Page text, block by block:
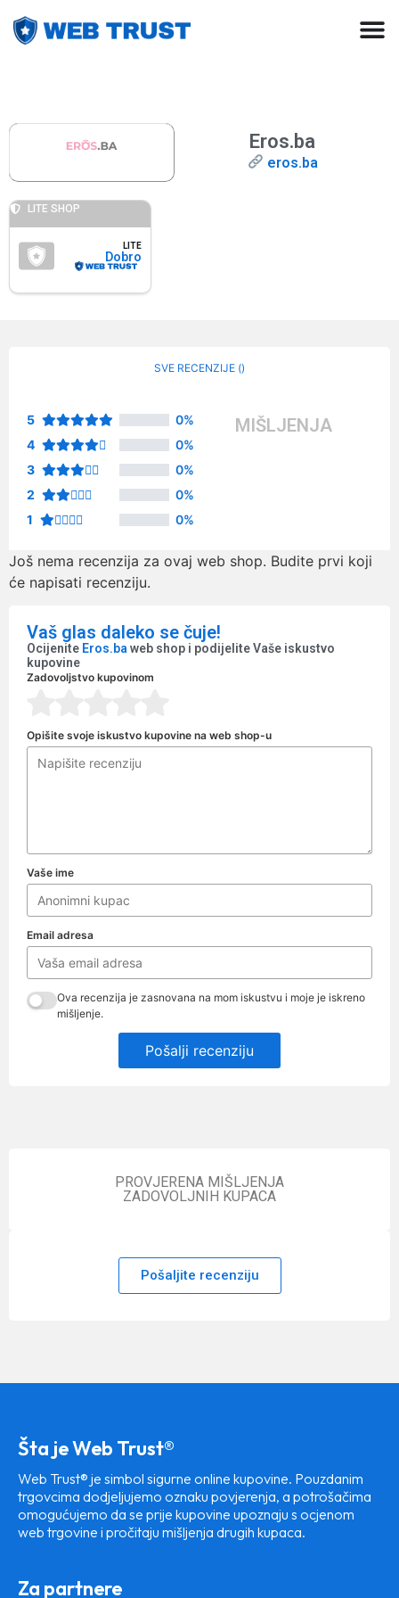
Eros.ba
eros.ba
LITE SHOP
LITE
Dobro
SVE RECENZIJE ()
5
0%
4
0%
3
0%
2
0%
1
0%
MIŠLJENJA
Još nema recenzija za ovaj web shop. Budite prvi koji
će napisati recenziju.
Vaš glas daleko se čuje!
Ocijenite Eros.ba web shop i podijelite Vaše iskustvo
kupovine
Zadovoljstvo kupovinom
Opišite svoje iskustvo kupovine na web shop-u
Vaše ime
Email adresa
Ova recenzija je zasnovana na mom iskustvu i moje je iskreno
mišljenje.
Pošalji recenziju
PROVJERENA MIŠLJENJA
ZADOVOLJNIH KUPACA
Pošaljite recenziju
Šta je Web Trust®
Web Trust® je simbol sigurne online kupovine. Pouzdanim
trgovcima dodjeljujemo oznaku povjerenja, a potrošačima
omogućujemo da se prije kupovine upoznaju s ocjenom
web trgovine i pročitaju mišljenja drugih kupaca.
Za partnere